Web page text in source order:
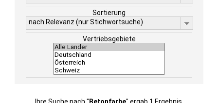
Sortierung
nach Relevanz (nur Stichwortsuche)
Vertriebsgebiete